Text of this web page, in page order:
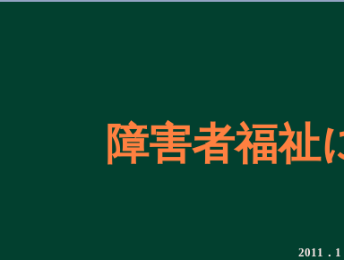
障害者福祉
2011．